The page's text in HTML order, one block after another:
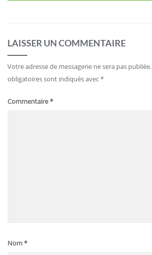
LAISSER UN COMMENTAIRE
Votre adresse de messagerie ne sera pas publiée.
obligatoires sont indiqués avec*
Commentaire*
Nom*